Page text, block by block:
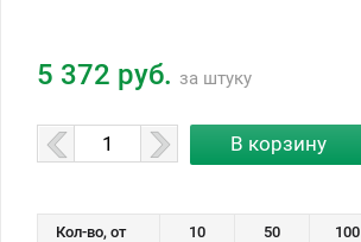
5 372 руб. за штуку
Кол-во, от 10 50
100